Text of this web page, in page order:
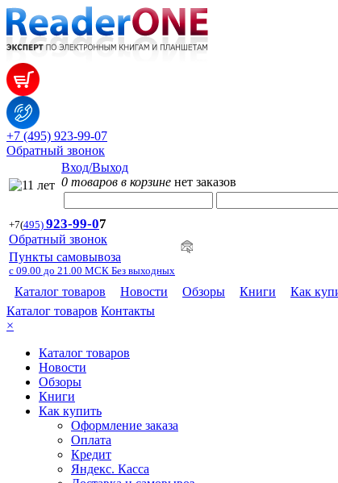
+7 (495) 923-99-07
Обратный звонок
Вход/Выход
0 товаров в корзине нет заказов
+7(495) 923-99-07
Обратный звонок
Пункты самовывоза
с 09.00 до 21.00 МСК Без выходных
Каталог товаров Новости Обзоры Книги Как
Каталог товаров Контакты
×
Каталог товаров
Новости
Обзоры
Книги
Как купить
Оформление заказа
Оплата
Кредит
Яндекс. Касса